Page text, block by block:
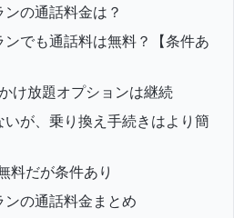
の通話料金は？
でも通話料は無料？【条件あ
け放題オプションは継続
が、乗り換え手続きはより簡
料だが条件あり
の通話料金まとめ